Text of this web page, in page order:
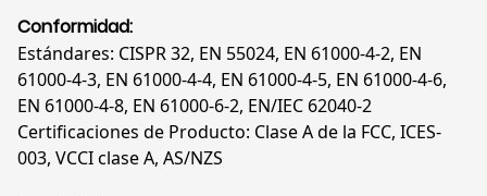
Conformidad:
Estándares: CISPR 32, EN 55024, EN 61000-4-2, EN
61000-4-3, EN 61000-4-4, EN 61000-4-5, EN 61000-4-6,
EN 61000-4-8, EN 61000-6-2, EN/IEC 62040-2
Certificaciones de Producto: Clase A de la FCC, ICES-
003, VCCI clase A, AS/NZS